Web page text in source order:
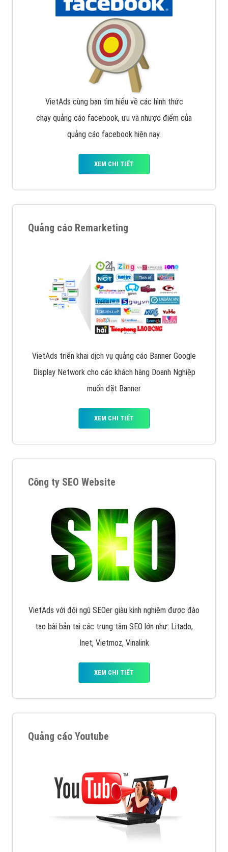
VietAds cùng bạn tìm hiểu về các hình thức
chạy quảng cáo facebook, ưu và nhược điểm của
quảng cáo facebook hiện nay.
XEM CHI TIẾT
Quảng cáo Remarketing
VietAds triển khai dịch vụ quảng cáo Banner Google
Display Network cho các khách hàng Doanh Nghiệp
muốn đặt Banner
XEM CHI TIẾT
Công ty SEO Website
VietAds với đội ngũ SEOer giàu kinh nghiệm được đào
tạo bài bản tại các trung tâm SEO lớn như: Litado,
Inet, Vietmoz, Vinalink
XEM CHI TIẾT
Quảng cáo Youtube